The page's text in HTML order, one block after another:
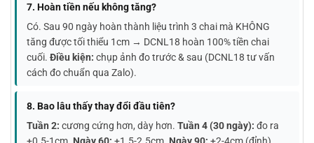
7. Hoàn tiền nếu không tăng?
Có. Sau 90 ngày hoàn thành liệu trình 3 chai mà KHÔNG
tăng được tối thiểu 1cm → DCNL18 hoàn 100% tiền chai
cuối. Điều kiện: chụp ảnh đo trước & sau (DCNL18 tư vấn
cách đo chuẩn qua Zalo).
8. Bao lâu thấy thay đổi đầu tiên?
Tuần 2: cương cứng hơn, dày hơn. Tuần 4 (30 ngày): đo ra